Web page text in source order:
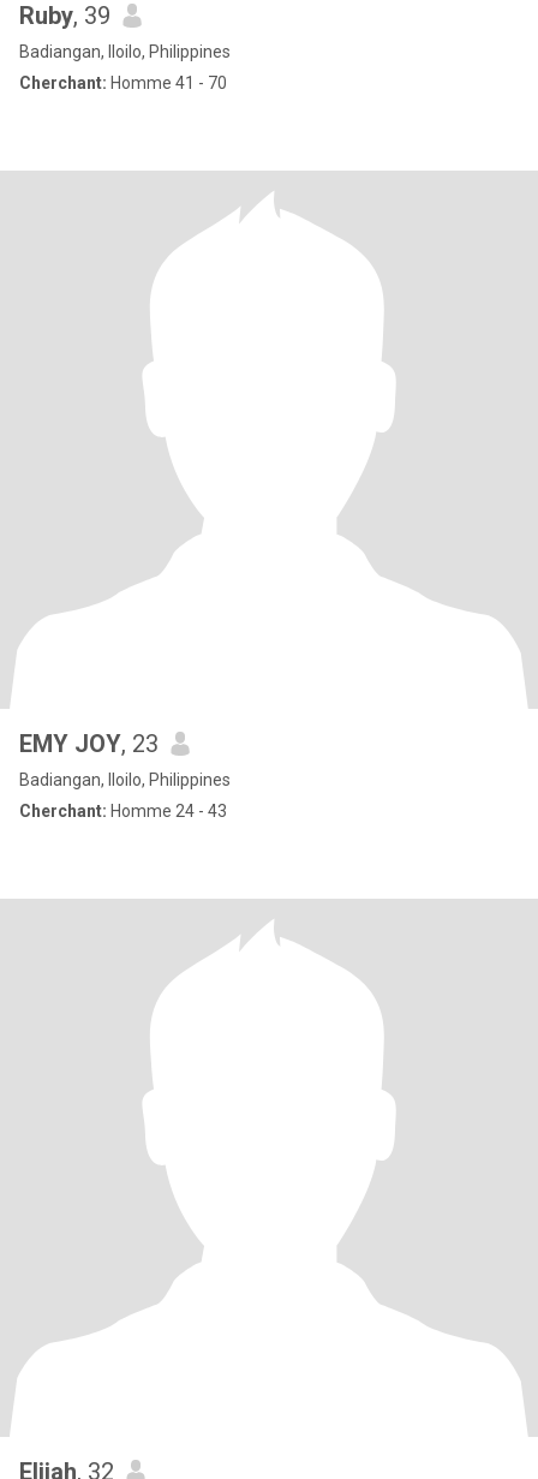
Ruby, 39
Badiangan, Iloilo, Philippines
Cherchant: Homme 41 - 70
EMY JOY, 23
Badiangan, Iloilo, Philippines
Cherchant: Homme 24 - 43
Elijah, 32